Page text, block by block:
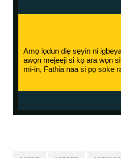
Amọ lọdun diẹ sẹyin ni
awọn mejeeji si kọ ara wọn
mi-in, Fathia naa si pọ soke